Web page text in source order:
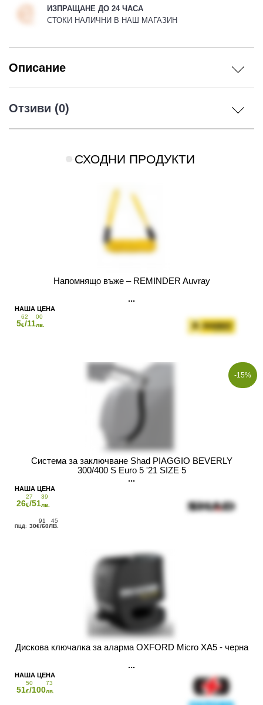
ИЗПРАЩАНЕ ДО 24 ЧАСА
СТОКИ НАЛИЧНИ В НАШ МАГАЗИН
Описание
Отзиви (0)
СХОДНИ ПРОДУКТИ
Напомнящо въже – REMINDER Auvray
5
62
€/11
00
лв.
-15%
Система за заключване Shad PIAGGIO BEVERLY
300/400 S Euro 5 '21 SIZE 5
26
27
€/51
39
лв.
30
91
€/60
45
ЛВ.
Дискова ключалка за аларма OXFORD Micro XA5 - черна
51
50
€/100
73
лв.